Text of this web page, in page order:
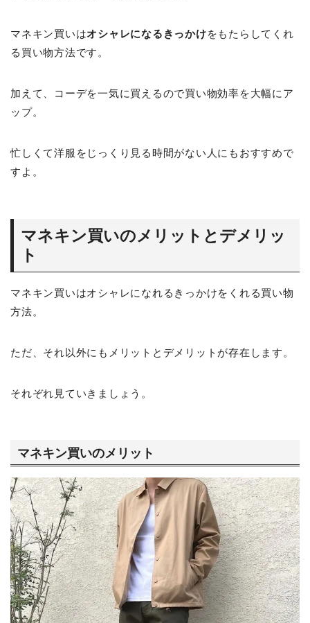
マネキン買いはオシャレになるきっかけをもたらしてくれ
る買い物方法です。
加えて、コーデを一気に買えるので買い物効率を大幅にア
ップ。
忙しくて洋服をじっくり見る時間がない人にもおすすめで
すよ。
マネキン買いのメリットとデメリッ
ト
マネキン買いはオシャレになれるきっかけをくれる買い物
方法。
ただ、それ以外にもメリットとデメリットが存在します。
それぞれ見ていきましょう。
マネキン買いのメリット